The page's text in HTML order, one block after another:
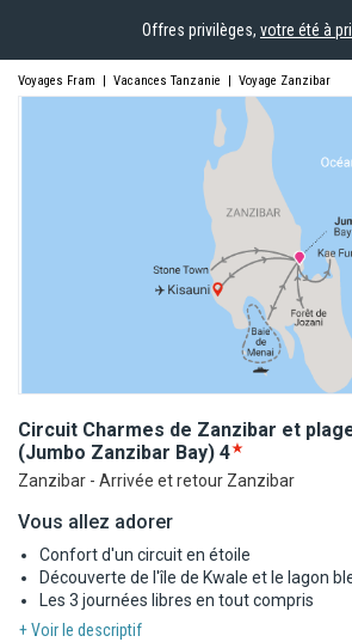
Offres privilèges, votre été à
Voyages Fram | Vacances Tanzanie | Voyage Zanzibar
Circuit Charmes de Zanzibar et
(Jumbo Zanzibar Bay) 4
Zanzibar - Arrivée et retour Zanzibar
Vous allez adorer
Confort d'un circuit en étoile
Découverte de l'île de Kwale et le lagon
Les 3 journées libres en tout compris
+ Voir le descriptif